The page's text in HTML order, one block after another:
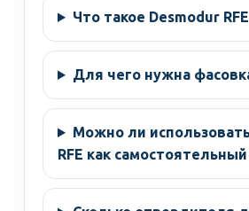
Что такое Desmodur
Для чего нужна
Можно ли
RFE как